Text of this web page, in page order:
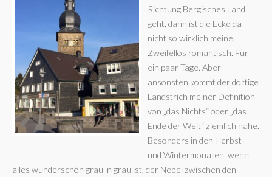
Richtung Bergisches Land
geht, dann ist die Ecke da
nicht so wirklich meine.
Zweifellos romantisch. Für
ein paar Tage. Aber
ansonsten kommt der dortige
Landstrich meiner Definition
von „das Nichts“ oder „das
Ende der Welt“ ziemlich nahe.
Besonders in den Herbst-
und Wintermonaten, wenn
alles wunderschön grau in grau ist, der Nebel zwischen den